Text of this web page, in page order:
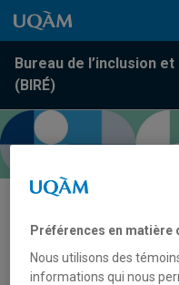
Passer au contenu
Accéder au menu principal
Accéder à la recherche
Passer au contenu
Accéder au menu principal
Bureau de l’inclusion
(BIRÉ)
Soutien
Préférences en matière
Nous utilisons des
informations qui nous